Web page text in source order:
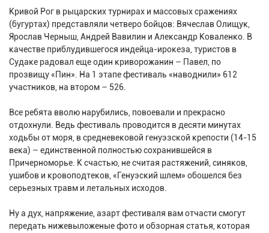
Кривой Рог в рыцарских турнирах и массовых сражениях
(бугуртах) представляли четверо бойцов: Вячеслав Олищук,
Ярослав Черныш, Андрей Вавилин и Александр Коваленко. В
качестве приблудившегося индейца-ирокеза, туристов в
Судаке радовал еще один криворожанин – Павел, по
прозвищу «Пин». На 1 этапе фестиваль «наводнили» 612
участников, на втором – 526.
Все ребята вволю нарубились, повоевали и прекрасно
отдохнули. Ведь фестиваль проводится в десяти минутах
ходьбы от моря, в средневековой генуэзской крепости (14-15
века) – единственной полностью сохранившейся в
Причерноморье. К счастью, не считая растяжений, синяков,
ушибов и кровоподтеков, «Генуэский шлем» обошелся без
серьезных травм и летальных исходов.
Ну а дух, напряжение, азарт фестиваля вам отчасти смогут
передать нижевыложеные фото и обзорная статья, которая